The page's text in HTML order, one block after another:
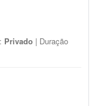
Privado | Duração